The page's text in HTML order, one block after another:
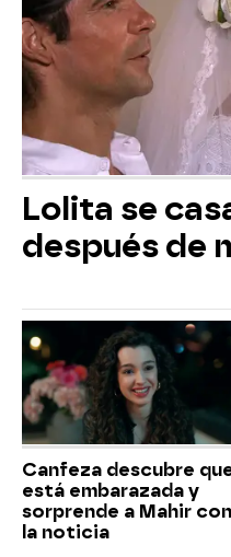
Lolita se
después de
Canfeza descubre
está embarazada y
sorprende a Mahir con
la noticia